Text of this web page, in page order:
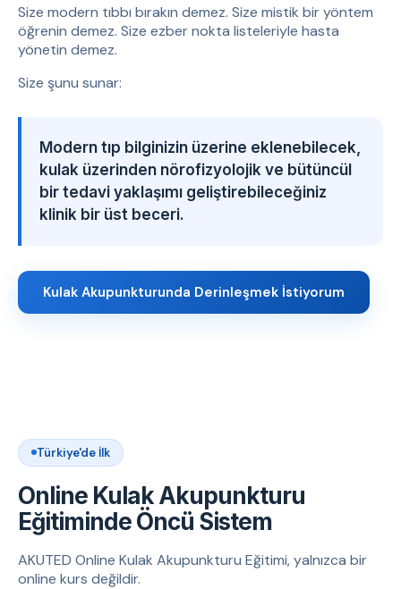
Size modern tıbbı bırakın demez. Size mistik bir yöntem
öğrenin demez. Size ezber nokta listeleriyle hasta
yönetin demez.
Size şunu sunar:
Modern tıp bilginizin üzerine eklenebilecek,
kulak üzerinden nörofizyolojik ve bütüncül
bir tedavi yaklaşımı geliştirebileceğiniz
klinik bir üst beceri.
Kulak Akupunkturunda Derinleşmek İstiyorum
Türkiye'de İlk
Online Kulak Akupunkturu
Eğitiminde Öncü Sistem
AKUTED Online Kulak Akupunkturu Eğitimi, yalnızca bir
online kurs değildir.